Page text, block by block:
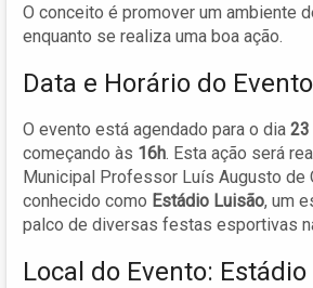
O conceito é promover um ambiente
enquanto se realiza uma boa ação.
Data e Horário do Evento
O evento está agendado para o dia 23
começando às 16h. Esta ação será
Municipal Professor Luís Augusto de
conhecido como Estádio Luisão, um
palco de diversas festas esportivas
Local do Evento: